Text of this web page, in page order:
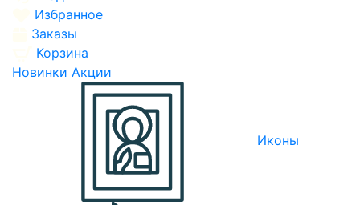
Избранное
Заказы
Корзина
Новинки Акции
Иконы